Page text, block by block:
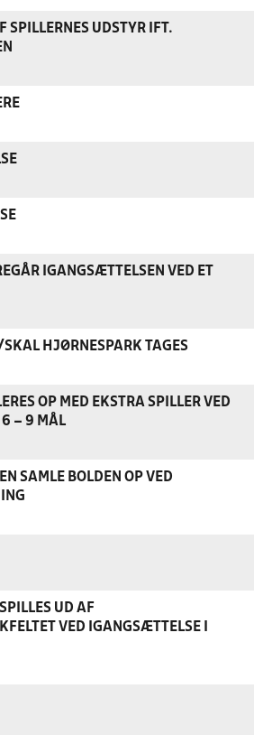
SPILLERNES UDSTYR IFT.
IGANGSÆTTELSEN VED ET
HJØRNESPARK TAGES
OP MED EKSTRA SPILLER VED
6 – 9 MÅL
SAMLE BOLDEN OP VED
UD AF
VED IGANGSÆTTELSE I